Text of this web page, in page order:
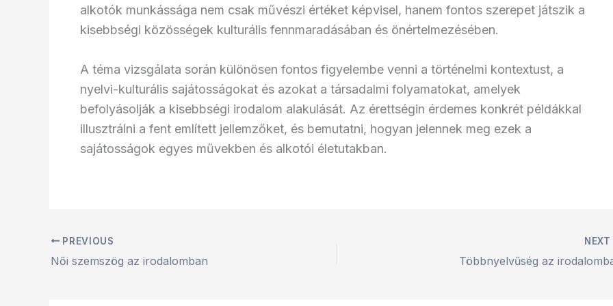
alkotók munkássága nem csak művészi értéket képvisel, hanem fontos szerepet játszik a
kisebbségi közösségek kulturális fennmaradásában és önértelmezésében.
A téma vizsgálata során különösen fontos figyelembe venni a történelmi kontextust, a
nyelvi-kulturális sajátosságokat és azokat a társadalmi folyamatokat, amelyek
befolyásolják a kisebbségi irodalom alakulását. Az érettségin érdemes konkrét példákkal
illusztrálni a fent említett jellemzőket, és bemutatni, hogyan jelennek meg ezek a
sajátosságok egyes művekben és alkotói életutakban.
PREVIOUS
Női szemszög az irodalomban
NEXT
Többnyelvűség az